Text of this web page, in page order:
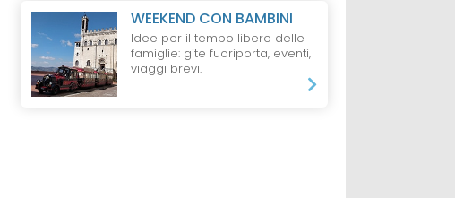
WEEKEND CON BAMBINI
Idee per il tempo libero delle
famiglie: gite fuoriporta, eventi,
viaggi brevi.